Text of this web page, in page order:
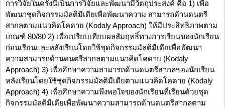
การวิจัยในครั้งนี้เป็นการวิจัยและพัฒนามีวัตถุประสงค์ คือ 1) เพื่อ
พัฒนาชุดกิจกรรมมัลติมีเดียเพื่อพัฒนาความ สามารถด้านดนตรี
สากลตามแนวคิดโคดาย (Kodaly Approach) ให้มีประสิทธิภาพตาม
เกณฑ์ 80/80 2) เพื่อเปรียบเทียบผลสัมฤทธิ์ทางการเรียนของนักเรียน
ก่อนเรียนและหลังเรียนโดยใช้ชุดกิจกรรมมัลติมีเดียเพื่อพัฒนา
ความสามารถด้านดนตรีสากลตามแนวคิดโคดาย (Kodaly
Approach) 3) เพื่อศึกษาความสามารถด้านดนตรีสากลของนักเรียน
หลังเรียนโดยใช้ชุดกิจกรรมมัลติมีเดียตามแนวคิดโคดาย (Kodaly
Approach) 4) เพื่อศึกษาความพึงพอใจของนักเรียนที่เรียนด้วยชุด
กิจกรรมมัลติมีเดียเพื่อพัฒนาความสามารถด้านดนตรีสากลตาม